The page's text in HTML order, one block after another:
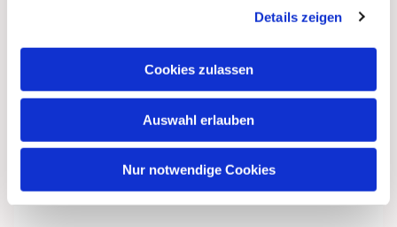
Details zeigen
Cookies zulassen
Auswahl erlauben
Nur notwendige Cookies
Dies könnte Sie auch
interessieren